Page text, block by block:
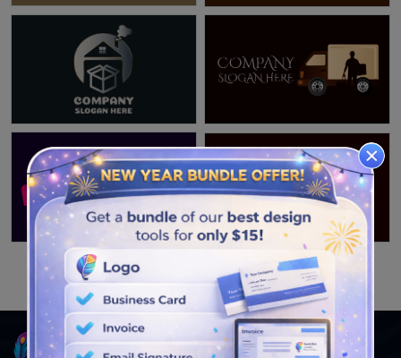
VEJA MAIS PROJETOS